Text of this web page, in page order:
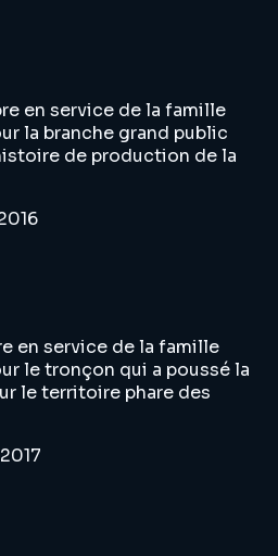
en service de la famille
la branche grand public
de production de la
en service de la famille
le tronçon qui a poussé la
le territoire phare des